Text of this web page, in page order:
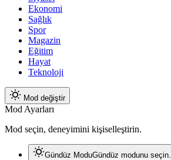
Ekonomi
Sağlık
Spor
Magazin
Eğitim
Hayat
Teknoloji
Mod değiştir
Mod Ayarları
Mod seçin, deneyimini kişiselleştirin.
Gündüz ModuGündüz modunu seçin.